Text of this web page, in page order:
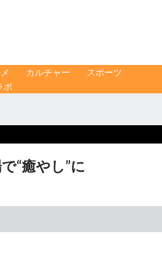
カルチャー
スポーツ
ボ
“癒やし”に